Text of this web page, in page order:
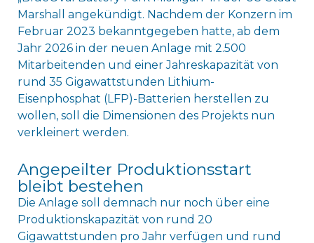
Marshall angekündigt. Nachdem der Konzern im
Februar 2023 bekanntgegeben hatte, ab dem
Jahr 2026 in der neuen Anlage mit 2.500
Mitarbeitenden und einer Jahreskapazität von
rund 35 Gigawattstunden Lithium-
Eisenphosphat (LFP)-Batterien herstellen zu
wollen, soll die Dimensionen des Projekts nun
verkleinert werden.
Angepeilter Produktionsstart
bleibt bestehen
Die Anlage soll demnach nur noch über eine
Produktionskapazität von rund 20
Gigawattstunden pro Jahr verfügen und rund